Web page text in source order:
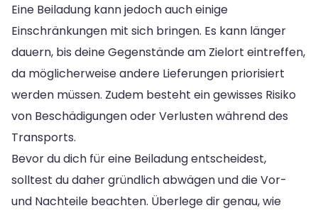
Eine Beiladung kann jedoch auch einige
Einschränkungen mit sich bringen. Es kann länger
dauern, bis deine Gegenstände am Zielort eintreffen,
da möglicherweise andere Lieferungen priorisiert
werden müssen. Zudem besteht ein gewisses Risiko
von Beschädigungen oder Verlusten während des
Transports.
Bevor du dich für eine Beiladung entscheidest,
solltest du daher gründlich abwägen und die Vor-
und Nachteile beachten. Überlege dir genau, wie